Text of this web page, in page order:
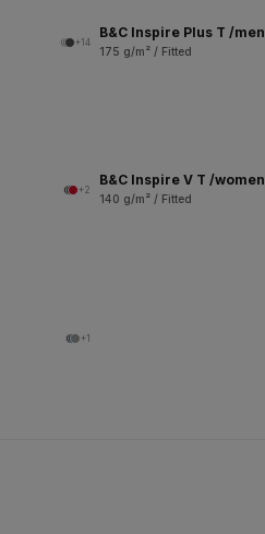
+14
B&C Inspire Plus T /men
175 g/m² / Fitted
+2
B&C Inspire V T /women
140 g/m² / Fitted
+1